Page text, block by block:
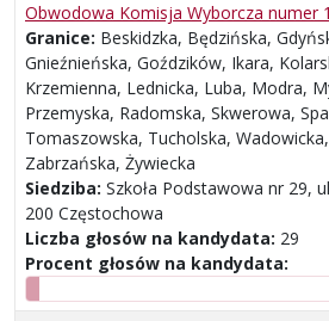
Obwodowa Komisja Wyborcza numer
Granice: Beskidzka, Będzińska,
Gnieźnieńska, Goździków, Ikara,
Krzemienna, Lednicka, Luba, Modra,
Przemyska, Radomska, Skwerowa,
Tomaszowska, Tucholska,
Zabrzańska, Żywiecka
Siedziba: Szkoła Podstawowa nr 29,
200 Częstochowa
Liczba głosów na kandydata: 29
Procent głosów na kandydata: